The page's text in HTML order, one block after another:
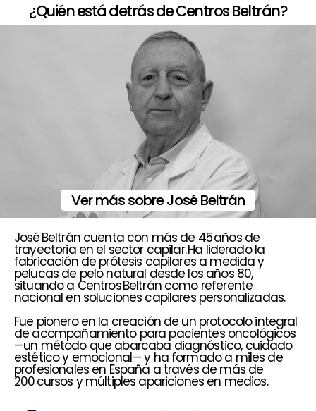
¿Quién está detrás de Centros Beltrán?
Ver más sobre José Beltrán
José Beltrán cuenta con más de 45 años de
trayectoria en el sector capilar. Ha liderado la
fabricación de prótesis capilares a medida y
pelucas de pelo natural desde los años 80,
situando a Centros Beltrán como referente
nacional en soluciones capilares personalizadas.
Fue pionero en la creación de un protocolo integral
de acompañamiento para pacientes oncológicos
—un método que abarcaba diagnóstico, cuidado
estético y emocional— y ha formado a miles de
profesionales en España a través de más de
200 cursos y múltiples apariciones en medios.